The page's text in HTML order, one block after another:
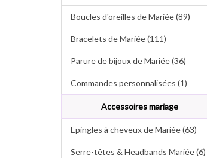
Boucles d'oreilles de Mariée (89)
Bracelets de Mariée (111)
Parure de bijoux de Mariée (36)
Commandes personnalisées (1)
Accessoires mariage
Epingles à cheveux de Mariée (63)
Serre-têtes & Headbands Mariée (6)